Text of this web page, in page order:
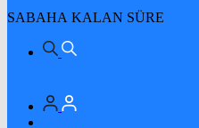
SABAHA KALAN SÜRE